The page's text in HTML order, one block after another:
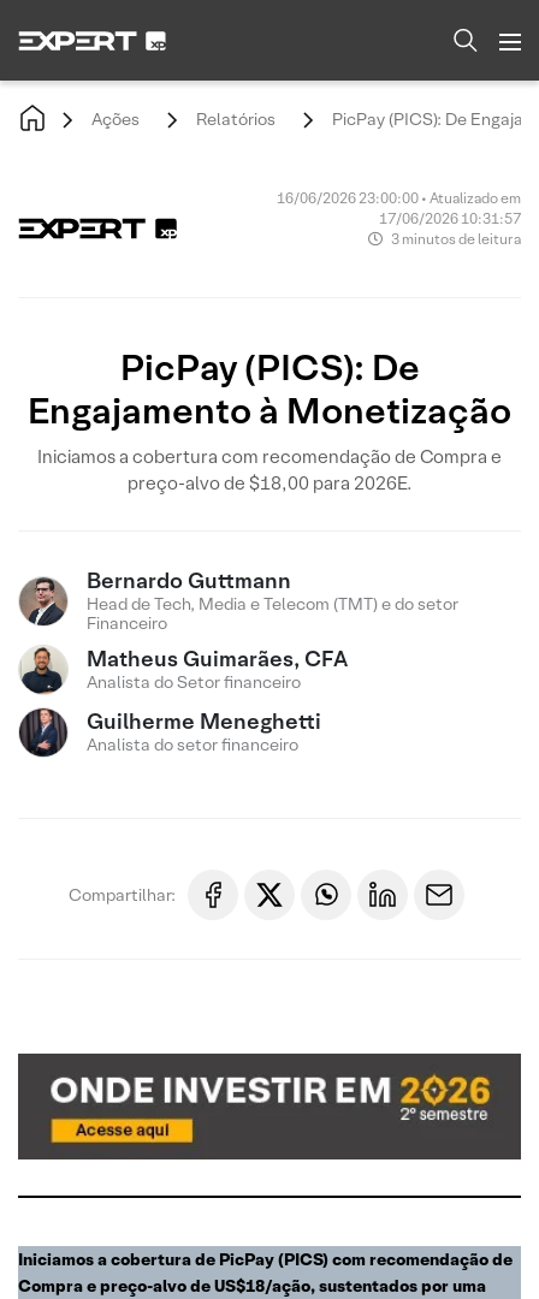
Ações Relatórios PicPay (PICS): De
16/06/2026 23:00:00 • Atualizado em
17/06/2026 10:31:57
3 minutos de leitura
PicPay (PICS): De
Engajamento à Monetização
Iniciamos a cobertura com recomendação de Compra e
preço-alvo de $18,00 para 2026E.
Bernardo Guttmann
Head de Tech, Media e Telecom (TMT) e do setor
Financeiro
Matheus Guimarães, CFA
Analista do Setor financeiro
Guilherme Meneghetti
Analista do setor financeiro
Compartilhar:
Iniciamos a cobertura de PicPay (PICS) com recomendação de
Compra e preço-alvo de US$18/ação, sustentados por uma